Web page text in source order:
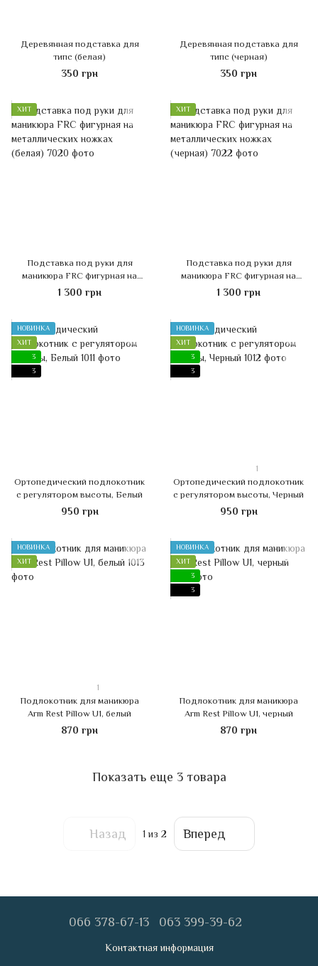
Деревянная подставка для
типс (белая)
350 грн
Деревянная подставка для
типс (черная)
350 грн
ХИТ
Подставка под руки для
маникюра FRC фигурная на
металлических ножках (белая)
1 300 грн
ХИТ
Подставка под руки для
маникюра FRC фигурная на
металлических ножках (черная)
1 300 грн
НОВИНКА
ХИТ
3
3
Ортопедический подлокотник
с регулятором высоты, Белый
950 грн
НОВИНКА
ХИТ
3
3
1
Ортопедический подлокотник
с регулятором высоты, Черный
950 грн
НОВИНКА
ХИТ
1
Подлокотник для маникюра
Arm Rest Pillow U1, белый
870 грн
НОВИНКА
ХИТ
3
3
Подлокотник для маникюра
Arm Rest Pillow U1, черный
870 грн
Показать еще 3 товара
Назад 1 из 2 Вперед
066 378-67-13 063 399-39-62
Контактная информация